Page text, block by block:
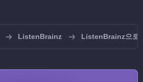
ListenBrainz ListenBrainz으로